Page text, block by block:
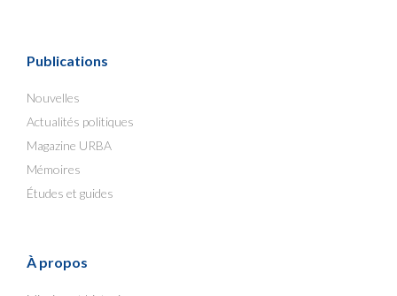
Publications
Nouvelles
Actualités politiques
Magazine URBA
Mémoires
Études et guides
À propos